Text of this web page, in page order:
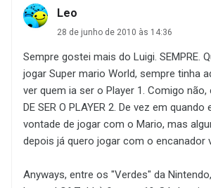
Leo
28 de junho de 2010 às 14:36
Sempre gostei mais do Luigi. SEMPRE.
jogar Super mario World, sempre tinha
ver quem ia ser o Player 1. Comigo
DE SER O PLAYER 2. De vez em
vontade de jogar com o Mario, mas
depois já quero jogar com o encanador
Anyways, entre os "Verdes" da